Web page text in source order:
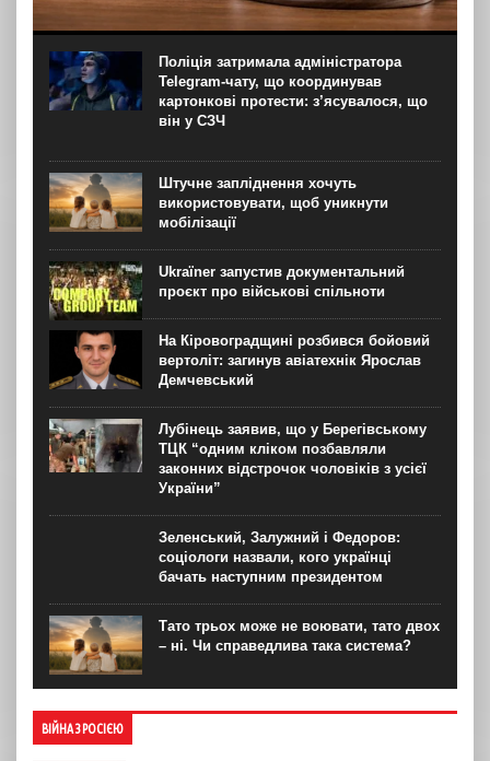
Господарський суд Рівненської області вирішив стягнути
з ТОВ “Домпромбуд” на користь ДП Міністерства
оборони “Агенція оборонних закупівель” 24,88 млн грн за
невчасно поставлені дрони. Про це свідчить рішення
суду...
Поліція затримала адміністратора
Telegram-чату, що координував
картонкові протести: з’ясувалося, що
він у СЗЧ
Штучне запліднення хочуть
використовувати, щоб уникнути
мобілізації
Ukraїner запустив документальний
проєкт про військові спільноти
На Кіровоградщині розбився бойовий
вертоліт: загинув авіатехнік Ярослав
Демчевський
Лубінець заявив, що у Берегівському
ТЦК “одним кліком позбавляли
законних відстрочок чоловіків з усієї
України”
Зеленський, Залужний і Федоров:
соціологи назвали, кого українці
бачать наступним президентом
Тато трьох може не воювати, тато двох
– ні. Чи справедлива така система?
ВІЙНА З РОСІЄЮ